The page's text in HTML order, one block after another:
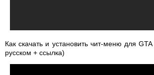
Как скачать и установить чит-меню для
русском + ссылка)